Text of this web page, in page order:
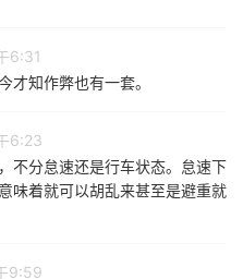
6:31
才知作弊也有一套。
6:23
不分怠速还是行车状态。怠速下
味着就可以胡乱来甚至是避重就
9:59